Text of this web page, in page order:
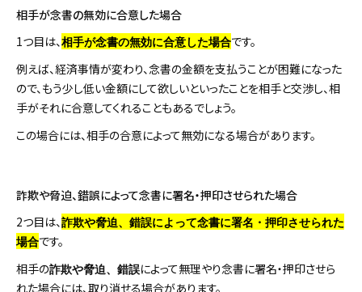
相手が念書の無効に合意した場合
1つ目は、相手が念書の無効に合意した場合です。
例えば、経済事情が変わり、念書の金額を支払うことが困難になった
ので、もう少し低い金額にして欲しいといったことを相手と交渉し、相
手がそれに合意してくれることもあるでしょう。
この場合には、相手の合意によって無効になる場合があります。
詐欺や脅迫、錯誤によって念書に署名・押印させられた場合
2つ目は、詐欺や脅迫、錯誤によって念書に署名・押印させられた
場合です。
相手の詐欺や脅迫、錯誤によって無理やり念書に署名・押印させら
れた場合には、取り消せる場合があります。